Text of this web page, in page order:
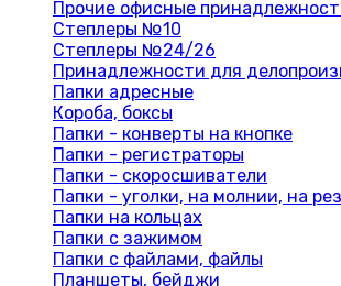
Прочие офисные
Степлеры №10
Степлеры №24/26
Принадлежности для
Папки адресные
Короба, боксы
Папки - конверты на кнопке
Папки - регистраторы
Папки - скоросшиватели
Папки - уголки, на молнии, на
Папки на кольцах
Папки с зажимом
Папки с файлами, файлы
Планшеты, бейджи